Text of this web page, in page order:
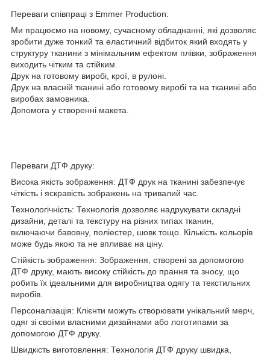
Переваги співпраці з Emmer Production:
Ми працюємо на новому, сучасному обладнанні, які дозволяє
зробити дуже тонкий та еластичний відбиток який входять у
структуру тканини з мінімальним ефектом плівки, зображення
виходить чітким та стійким.
Друк на готовому виробі, крої, в рулоні.
Друк на власній тканині або готовому виробі та на тканині або
виробах замовника.
Допомога у створенні макета.
Переваги ДТФ друку:
Висока якість зображення: ДТФ друк на тканині забезпечує
чіткість і яскравість зображень на тривалий час.
Технологічність: Технологія дозволяє надрукувати складні
дизайни, деталі та текстуру на різних типах тканин,
включаючи бавовну, поліестер, шовк тощо. Кількість кольорів
може будь якою та не впливає на ціну.
Стійкість зображення: Зображення, створені за допомогою
ДТФ друку, мають високу стійкість до прання та зносу, що
робить їх ідеальними для виробництва одягу та текстильних
виробів.
Персоналізація: Клієнти можуть створювати унікальний мерч,
одяг зі своїми власними дизайнами або логотипами за
допомогою ДТФ друку.
Швидкість виготовлення: Технологія ДТФ друку швидка,